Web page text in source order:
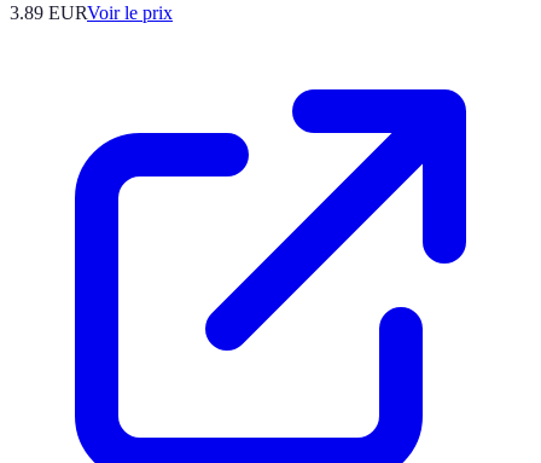
3.89 EURVoir le prix